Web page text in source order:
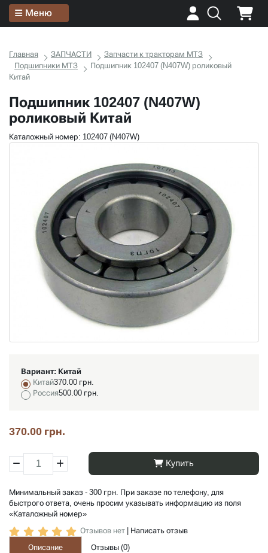
Меню
Главная ЗАПЧАСТИ
Запчасти к тракторам МТЗ
Подшипники МТЗ
Подшипник 102407 (N407W) роликовый
Китай
Подшипник 102407 (N407W)
роликовый Китай
Каталожный номер: 102407 (N407W)
Вариант: Китай
Китай370.00 грн.
Россия500.00 грн.
370.00 грн.
Купить
Минимальный заказ - 300 грн. При заказе по телефону, для
быстрого ответа, очень просим указывать информацию из поля
«Каталожный номер»
Отзывов нет
Написать отзыв
Описание
Отзывы (0)